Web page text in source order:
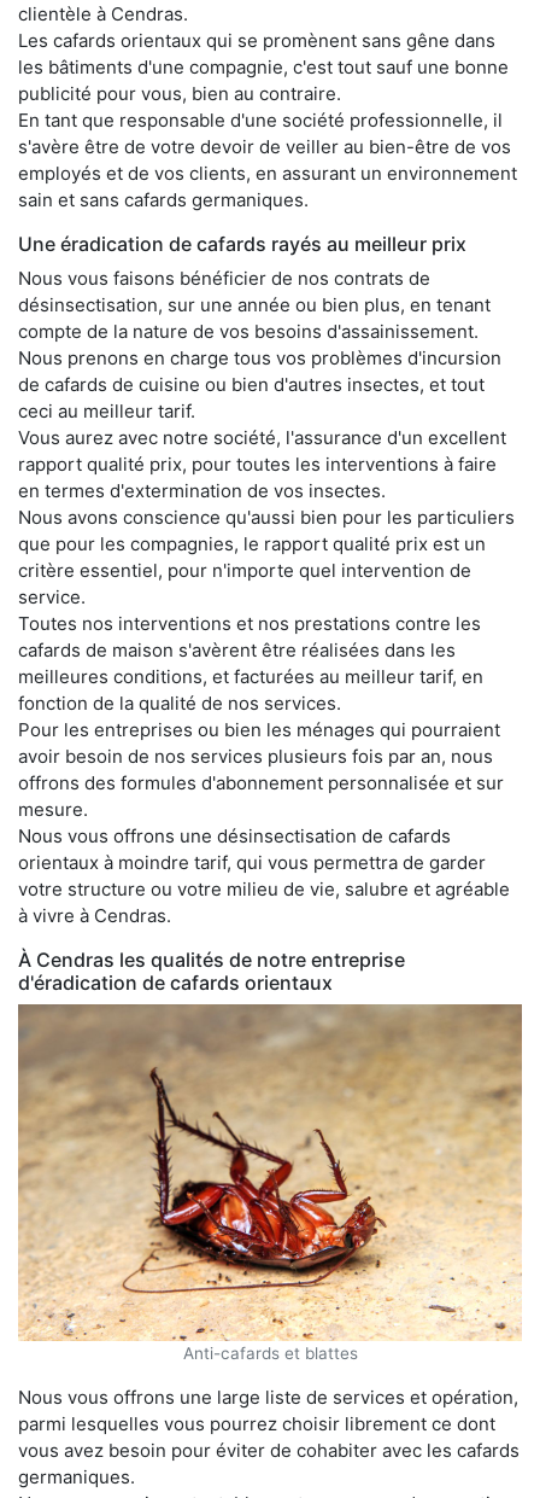
clientèle à Cendras.
Les cafards orientaux qui se promènent sans gêne dans
les bâtiments d'une compagnie, c'est tout sauf une bonne
publicité pour vous, bien au contraire.
En tant que responsable d'une société professionnelle, il
s'avère être de votre devoir de veiller au bien-être de vos
employés et de vos clients, en assurant un environnement
sain et sans cafards germaniques.
Une éradication de cafards rayés au meilleur prix
Nous vous faisons bénéficier de nos contrats de
désinsectisation, sur une année ou bien plus, en tenant
compte de la nature de vos besoins d'assainissement.
Nous prenons en charge tous vos problèmes d'incursion
de cafards de cuisine ou bien d'autres insectes, et tout
ceci au meilleur tarif.
Vous aurez avec notre société, l'assurance d'un excellent
rapport qualité prix, pour toutes les interventions à faire
en termes d'extermination de vos insectes.
Nous avons conscience qu'aussi bien pour les particuliers
que pour les compagnies, le rapport qualité prix est un
critère essentiel, pour n'importe quel intervention de
service.
Toutes nos interventions et nos prestations contre les
cafards de maison s'avèrent être réalisées dans les
meilleures conditions, et facturées au meilleur tarif, en
fonction de la qualité de nos services.
Pour les entreprises ou bien les ménages qui pourraient
avoir besoin de nos services plusieurs fois par an, nous
offrons des formules d'abonnement personnalisée et sur
mesure.
Nous vous offrons une désinsectisation de cafards
orientaux à moindre tarif, qui vous permettra de garder
votre structure ou votre milieu de vie, salubre et agréable
à vivre à Cendras.
À Cendras les qualités de notre entreprise
d'éradication de cafards orientaux
Anti-cafards et blattes
Nous vous offrons une large liste de services et opération,
parmi lesquelles vous pourrez choisir librement ce dont
vous avez besoin pour éviter de cohabiter avec les cafards
germaniques.